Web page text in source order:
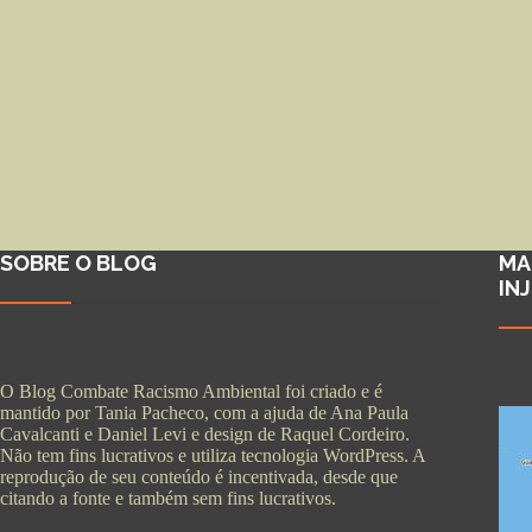
SOBRE O BLOG
O Blog Combate Racismo Ambiental foi criado e é
mantido por Tania Pacheco, com a ajuda de Ana Paula
Cavalcanti e Daniel Levi e design de Raquel Cordeiro.
Não tem fins lucrativos e utiliza tecnologia WordPress. A
reprodução de seu conteúdo é incentivada, desde que
citando a fonte e também sem fins lucrativos.